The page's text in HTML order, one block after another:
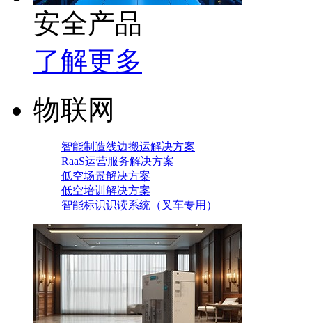
安全产品
了解更多
物联网
智能制造线边搬运解决方案
RaaS运营服务解决方案
低空场景解决方案
低空培训解决方案
智能标识识读系统（叉车专用）